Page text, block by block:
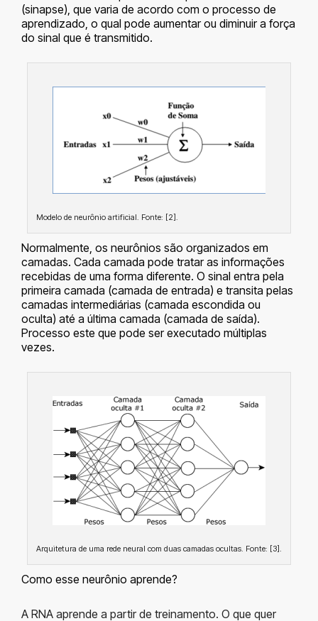
(sinapse), que varia de acordo com o processo de
aprendizado, o qual pode aumentar ou diminuir a força
do sinal que é transmitido.
Modelo de neurônio artificial. Fonte: [2].
Normalmente, os neurônios são organizados em
camadas. Cada camada pode tratar as informações
recebidas de uma forma diferente. O sinal entra pela
primeira camada (camada de entrada) e transita pelas
camadas intermediárias (camada escondida ou
oculta) até a última camada (camada de saída).
Processo este que pode ser executado múltiplas
vezes.
Arquitetura de uma rede neural com duas camadas ocultas. Fonte: [3].
Como esse neurônio aprende?
A RNA aprende a partir de treinamento. O que quer